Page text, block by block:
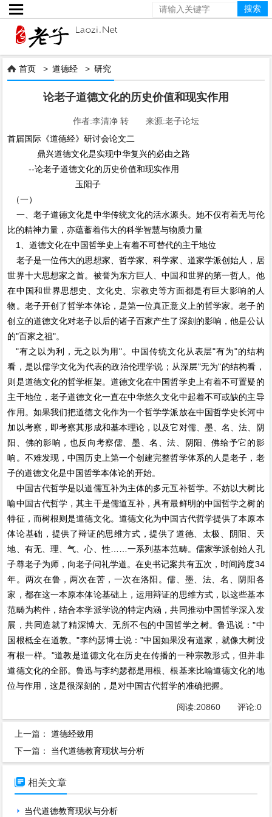

 首页 >道德经 >研究
论老子道德文化的历史价值和现实作用
作者:李清净 转 来源:老子论坛
首届国际《道德经》研讨会论文二
鼎兴道德文化是实现中华复兴的必由之路
--论老子道德文化的历史价值和现实作用
玉阳子
（一）
一、老子道德文化是中华传统文化的活水源头。她不仅有着无与伦
比的精神力量，亦蕴蓄着伟大的科学智慧与物质力量
1、道德文化在中国哲学史上有着不可替代的主干地位
老子是一位伟大的思想家、哲学家、科学家、道家学派创始人，居
世界十大思想家之首。被誉为东方巨人、中国和世界的第一哲人。他
在中国和世界思想史、文化史、宗教史等方面都是有巨大影响的人
物。老子开创了哲学本体论，是第一位真正意义上的哲学家。老子的
创立的道德文化对老子以后的诸子百家产生了深刻的影响，他是公认
的"百家之祖"。
"有之以为利，无之以为用"。中国传统文化从表层"有为"的结构
看，是以儒学文化为代表的政治伦理学说；从深层"无为"的结构看，
则是道德文化的哲学框架。道德文化在中国哲学史上有着不可置疑的
主干地位，老子道德文化一直在中华悠久文化中起着不可或缺的主导
作用。如果我们把道德文化作为一个哲学学派放在中国哲学史长河中
加以考察，即考察其形成和基本理论，以及它对儒、墨、名、法、阴
阳、佛的影响，也反向考察儒、墨、名、法、阴阳、佛给予它的影
响。不难发现，中国历史上第一个创建完整哲学体系的人是老子，老
子的道德文化是中国哲学本体论的开始。
中国古代哲学是以道儒互补为主体的多元互补哲学。不妨以大树比
喻中国古代哲学，其主干是儒道互补，具有最鲜明的中国哲学之树的
特征，而树根则是道德文化。道德文化为中国古代哲学提供了本原本
体论基础，提供了辩证的思维方式，提供了道德、太极、阴阳、天
地、有无、理、气、心、性……一系列基本范畴。儒家学派创始人孔
子尊老子为师，向老子问礼学道。在史书记案共有五次，时间跨度34
年。两次在鲁，两次在苦，一次在洛阳。儒、墨、法、名、阴阳各
家，都在这一本原本体论基础上，运用辩证的思维方式，以这些基本
范畴为构件，结合本学派学说的特定内涵，共同推动中国哲学深入发
展，共同造就了精深博大、无所不包的中国哲学之树。鲁迅说："中
国根柢全在道教。"李约瑟博士说："中国如果没有道家，就像大树没
有根一样。"道教是道德文化在历史在传播的一种宗教形式，但并非
道德文化的全部。鲁迅与李约瑟都是用根、根基来比喻道德文化的地
位与作用，这是很深刻的，是对中国古代哲学的准确把握。
阅读:20860评论:0
上一篇：道德经致用
下一篇： 当代道德教育现状与分析
 相关文章
当代道德教育现状与分析